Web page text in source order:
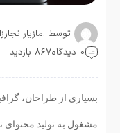
توسط :مازیار
0 دیدگاه
867 بازدید
بسیاری از طراحان،
مشغول به تولید